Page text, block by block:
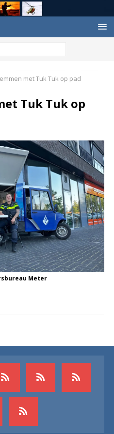
met Tuk Tuk op pad
Tuk Tuk op
Meter